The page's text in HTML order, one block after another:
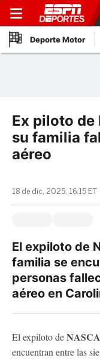
Deporte Motor
Ex piloto de
su familia
aéreo
18 de dic, 2025, 16:15 ET
El expiloto de
familia se
personas
aéreo en
El expiloto de
encuentran entre las